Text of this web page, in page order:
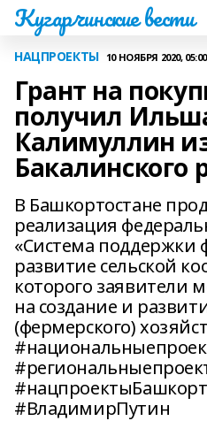
Кугарчинские вести
НАЦПРОЕКТЫ 10 НОЯБРЯ 2020, 05:00
Грант на
получил
Калимуллин
Бакалинского
В Башкортостане
реализация
«Система поддержки
развитие сельской
которого заявители
на создание и
(фермерского)
#ВладимирПутин